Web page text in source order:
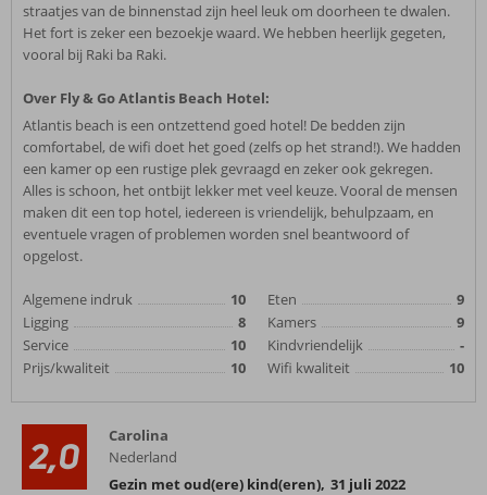
straatjes van de binnenstad zijn heel leuk om doorheen te dwalen.
Het fort is zeker een bezoekje waard. We hebben heerlijk gegeten,
vooral bij Raki ba Raki.
Over Fly & Go Atlantis Beach Hotel:
Atlantis beach is een ontzettend goed hotel! De bedden zijn
comfortabel, de wifi doet het goed (zelfs op het strand!). We hadden
een kamer op een rustige plek gevraagd en zeker ook gekregen.
Alles is schoon, het ontbijt lekker met veel keuze. Vooral de mensen
maken dit een top hotel, iedereen is vriendelijk, behulpzaam, en
eventuele vragen of problemen worden snel beantwoord of
opgelost.
Algemene indruk
10
Ligging
8
Service
10
Prijs/kwaliteit
10
Eten
9
Kamers
9
Kindvriendelijk
-
Wifi kwaliteit
10
2,0
Carolina
Nederland
Gezin met oud(ere) kind(eren), 31 juli 2022